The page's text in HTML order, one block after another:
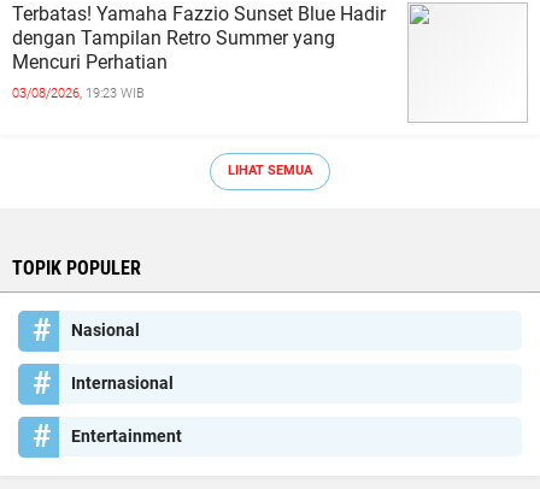
Terbatas! Yamaha Fazzio Sunset Blue Hadir
dengan Tampilan Retro Summer yang
Mencuri Perhatian
03/08/2026, 19:23 WIB
LIHAT SEMUA
TOPIK POPULER
Nasional
Internasional
Entertainment